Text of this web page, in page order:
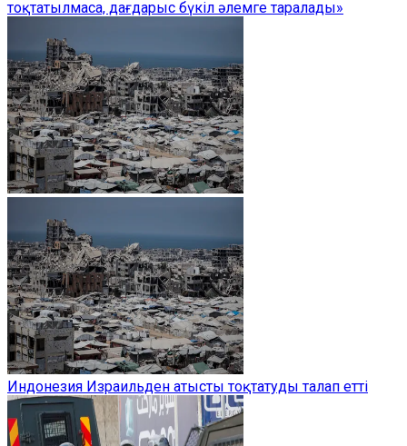
тоқтатылмаса, дағдарыс бүкіл әлемге таралады»
Индонезия Израильден атысты тоқтатуды талап етті